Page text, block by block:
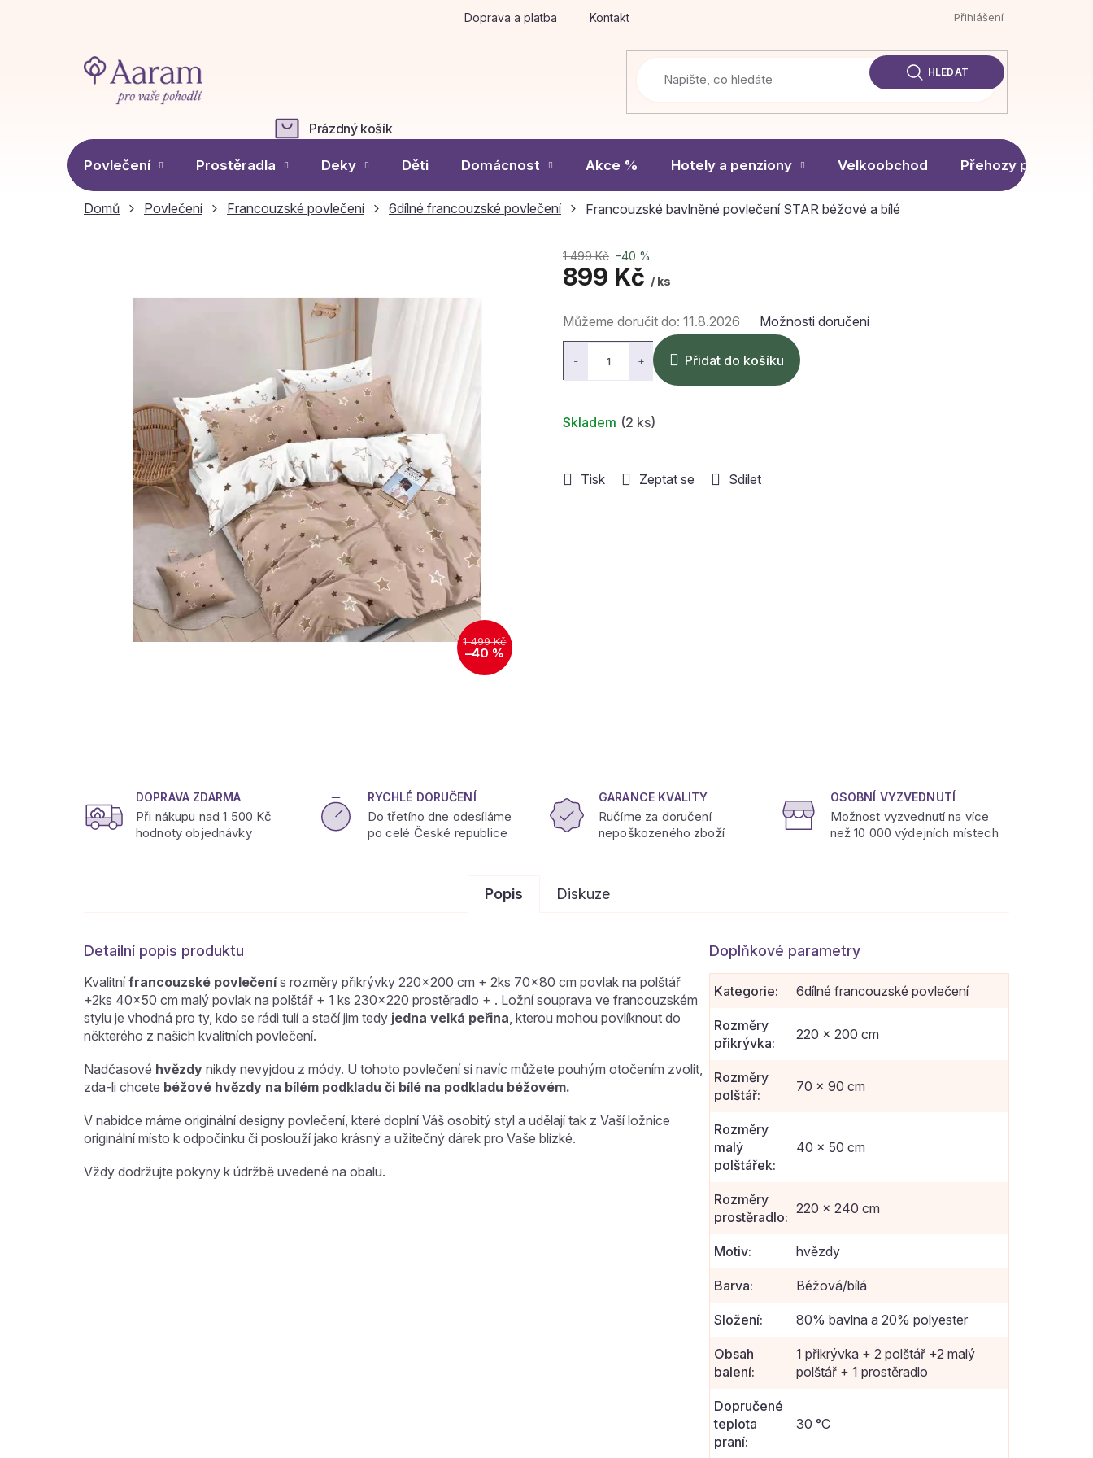
Doprava a platba Kontakt Přihlášení
HLEDAT
NÁKUPNÍ
KOŠÍK
Prázdný košík
Povlečení Prostěradla Deky Děti Domácnost Akce % Hotely a penziony Velkoobchod Přehozy přes
Domů Povlečení Francouzské povlečení 6dílné francouzské povlečení Francouzské bavlněné povlečení STAR béžové a bílé
1 499 Kč
–40 %
1 499 Kč –40 %
899 Kč / ks
cena:
Skladem (2 ks)
Můžeme doručit do: 11.8.2026 Možnosti doručení
Přidat do košíku
Tisk Zeptat se Sdílet
DOPRAVA ZDARMA
Při nákupu nad 1 500 Kč
hodnoty objednávky
RYCHLÉ DORUČENÍ
Do třetího dne odesíláme
po celé České republice
GARANCE KVALITY
Ručíme za doručení
nepoškozeného zboží
OSOBNÍ VYZVEDNUTÍ
Možnost vyzvednutí na více
než 10 000 výdejních místech
Popis Diskuze
Detailní popis produktu
Kvalitnífrancouzské povlečenís rozměry přikrývky 220x200 cm + 2ks 70x80 cm povlak na polštář
+2ks 40x50 cm malý povlak na polštář + 1 ks 230x220 prostěradlo + . Ložní souprava ve francouzském
stylu je vhodná pro ty, kdo se rádi tulí a stačí jim tedy jedna velká peřina, kterou mohou povlíknout do
některého z našich kvalitních povlečení.
Nadčasové hvězdy nikdy nevyjdou z módy. U tohoto povlečení si navíc můžete pouhým otočením zvolit,
zda-li chcete béžové hvězdy na bílém podkladu či bílé na podkladu béžovém.
V nabídce máme originální designy povlečení, které doplní Váš osobitý styl a udělají tak z Vaší ložnice
originální místo k odpočinku či poslouží jako krásný a užitečný dárek pro Vaše blízké.
Vždy dodržujte pokyny k údržbě uvedené na obalu.
Doplňkové parametry
Kategorie: 6dílné francouzské povlečení
Rozměry
přikrývka:
220 x 200 cm
Rozměry
polštář:
70 x 90 cm
Rozměry
malý
polštářek:
40 x 50 cm
Rozměry
prostěradlo:
220 x 240 cm
Motiv: hvězdy
Barva: Béžová/bílá
Složení: 80% bavlna a 20% polyester
Obsah
balení:
1 přikrývka + 2 polštář +2 malý
polštář + 1 prostěradlo
Dopručené
teplota
praní:
30 °C